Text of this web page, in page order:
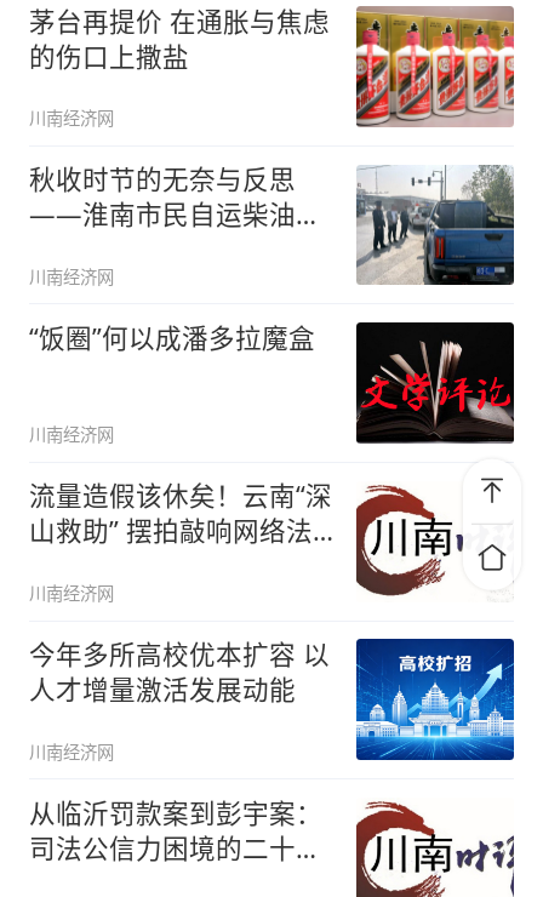
茅台再提价 在通胀与焦虑
的伤口上撒盐
川南经济网
秋收时节的无奈与反思
——淮南市民自运柴油被
川南经济网
“饭圈”何以成潘多拉魔盒
川南经济网
流量造假该休矣！云南“深
山救助” 摆拍敲响网络法
川南经济网
今年多所高校优本扩容 以
人才增量激活发展动能
川南经济网
从临沂罚款案到彭宇案：
司法公信力困境的二十年